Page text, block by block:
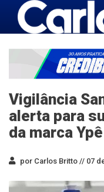
Vigilância
alerta para
da marca Ypê
por Carlos Britto // 07